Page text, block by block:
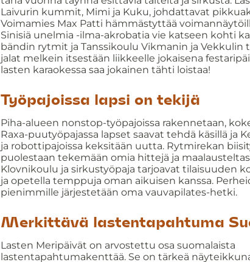
Laivurin kummit, Mimi ja Kuku, johdattavat
Voimamies Max Patti hämmästyttää
Sinisiä unelmia -ilma-akrobatia vie katseen kohti
bändin rytmit ja Tanssikoulu Vikmanin ja Vekkulin
jalat melkein itsestään liikkeelle jokaisena
lasten karaokessa saa jokainen tähti loistaa!
Työpajoissa lapsi on tekijä
Piha-alueen nonstop-työpajoissa rakennetaan,
Raxa-puutyöpajassa lapset saavat tehdä käsillä ja
ja robottipajoissa keksitään uutta. Rytmirekan
puolestaan tekemään omia hittejä ja
Klovnikoulu ja sirkustyöpaja tarjoavat tilaisuuden
ja opetella temppuja oman aikuisen kanssa.
pienimmille järjestetään oma vauvapilates-hetki.
Merkittävä lastentapahtuma
Lasten Meripäivät on arvostettu osa suomalaista
lastentapahtumakenttää. Se on tärkeä